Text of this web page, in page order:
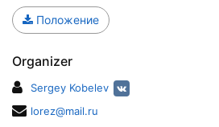
Положение
Organizer
Sergey Kobelev
lorez@mail.ru